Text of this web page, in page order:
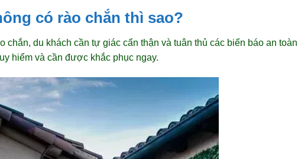
có rào chắn thì sao?
chắn, du khách cần tự giác cẩn thận và tuân thủ các biển báo an
hiểm và cần được khắc phục ngay.